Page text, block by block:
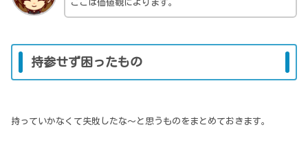
ここは価値観によります。
持参せず困ったもの
持っていかなくて失敗したな～と思うものをまとめておきます。